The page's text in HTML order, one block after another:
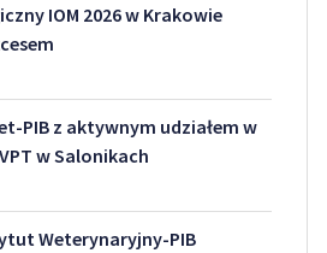
IOM 2026 w Krakowie
PIB z aktywnym udziałem w
w Salonikach
Weterynaryjny-PIB